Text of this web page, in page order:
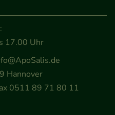
17.00 Uhr
Hannover
0511 89 71 80 11